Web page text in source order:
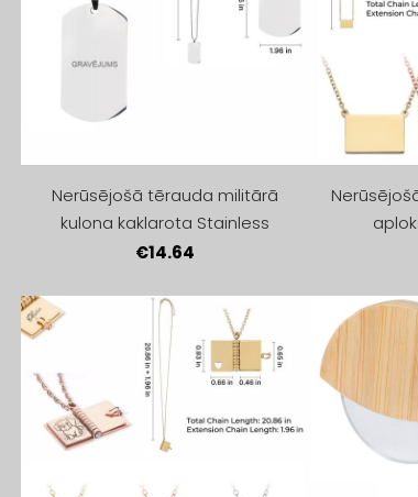
Nerūsējošā tērauda militārā
kulona kaklarota Stainless
€14.64